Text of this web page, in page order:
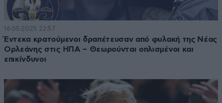
16·05·2025 22:57
Έντεκα κρατούμενοι δραπέτευσαν από φυλακή της Νέας
Ορλεάνης στις ΗΠΑ – Θεωρούνται οπλισμένοι και
επικίνδυνοι